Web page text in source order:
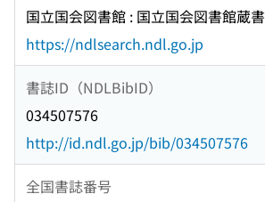
国立国会図書館 : 国立国会図書館蔵書
https://ndlsearch.ndl.go.jp
書誌ID（NDLBibID）
034507576
http://id.ndl.go.jp/bib/034507576
全国書誌番号